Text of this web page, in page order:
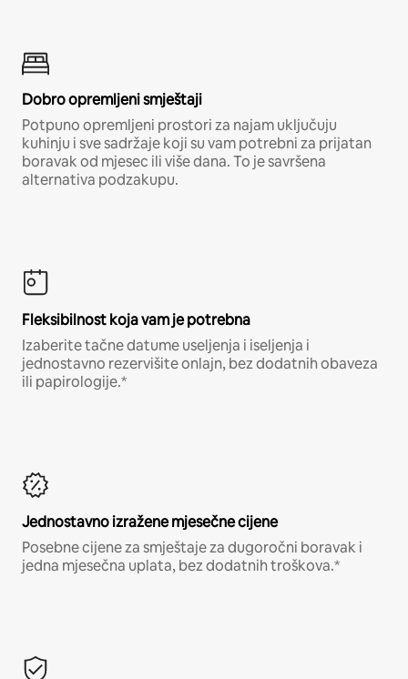
Dobro opremljeni smještaji
Potpuno opremljeni prostori za najam uključuju
kuhinju i sve sadržaje koji su vam potrebni za prijatan
boravak od mjesec ili više dana. To je savršena
alternativa podzakupu.
Fleksibilnost koja vam je potrebna
Izaberite tačne datume useljenja i iseljenja i
jednostavno rezervišite onlajn, bez dodatnih obaveza
ili papirologije.*
Jednostavno izražene mjesečne cijene
Posebne cijene za smještaje za dugoročni boravak i
jedna mjesečna uplata, bez dodatnih troškova.*